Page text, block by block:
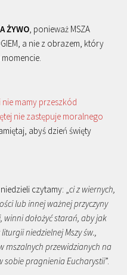
ŻYWO, ponieważ MSZA
a nie z obrazem, który
nie mamy przeszkód
nie zastępuje moralnego
abyś dzień święty
czytamy: „ci z wiernych,
lub innej ważnej przyczyny
winni dołożyć starań, aby jak
niedzielnej Mszy św.,
mszalnych przewidzianych na
sobie pragnienia Eucharystii”.